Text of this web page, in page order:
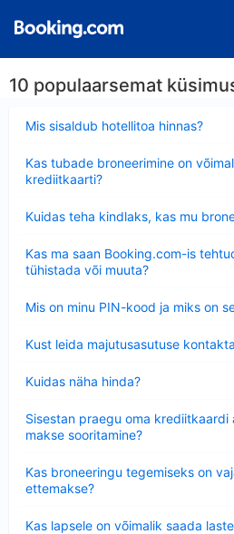
10 populaarsemat
Mis sisaldub hotellitoa hinnas?
Kas tubade broneerimine on
krediitkaarti?
Kuidas teha kindlaks, kas mu
Kas ma saan Booking.com-is
tühistada või muuta?
Mis on minu PIN-kood ja miks on
Kust leida majutusasutuse
Kuidas näha hinda?
Sisestan praegu oma krediitkaardi
makse sooritamine?
Kas broneeringu tegemiseks on
ettemakse?
Kas lapsele on võimalik saada